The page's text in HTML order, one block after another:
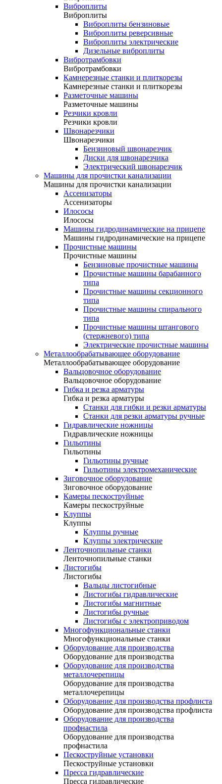
Виброплиты
Виброплиты
Виброплиты бензиновые
Виброплиты реверсивные
Виброплиты электрические
Дизельные виброплиты
Вибротрамбовки
Вибротрамбовки
Камнерезные станки и плиткорезы
Камнерезные станки и плиткорезы
Разметочные машины
Разметочные машины
Резчики кровли
Резчики кровли
Швонарезчики
Швонарезчики
Бензиновый швонарезчик
Диски для швонарезчика
Электрический швонарезчик
Машины для прочистки канализации
Машины для прочистки канализации
Ассенизаторы
Ассенизаторы
Илососы
Илососы
Машины гидродинамические на прицепе
Машины гидродинамические на прицепе
Прочистные машины
Прочистные машины
Бензиновые прочистные машины
Прочистные машины барабанного
типа
Прочистные машины секционного
типа
Прочистные машины спирального
типа
Прочистные машины штангового
(стержневого) типа
Электрические прочистные машины
Металлообрабатывающее оборудование
Металлообрабатывающее оборудование
Вальцовочное оборудование
Вальцовочное оборудование
Гибка и резка арматуры
Гибка и резка арматуры
Станки для гибки и резки арматуры
Станки для резки арматуры ручные
Гидравлические ножницы
Гидравлические ножницы
Гильотины
Гильотины
Гильотины ручные
Гильотины электромеханические
Зиговочное оборудование
Зиговочное оборудование
Камеры пескоструйные
Камеры пескоструйные
Клуппы
Клуппы
Клуппы ручные
Клуппы электрические
Ленточнопильные станки
Ленточнопильные станки
Листогибы
Листогибы
Вальцы листогибные
Листогибы гидравлические
Листогибы магнитные
Листогибы ручные
Листогибы с электроприводом
Многофункциональные станки
Многофункциональные станки
Оборудование для производства
Оборудование для производства
Оборудование для производства
металлочерепицы
Оборудование для производства
металлочерепицы
Оборудование для производства профлиста
Оборудование для производства профлиста
Оборудование для производства
профнастила
Оборудование для производства
профнастила
Пескоструйные установки
Пескоструйные установки
Пресса гидравлические
Пресса гидравлические